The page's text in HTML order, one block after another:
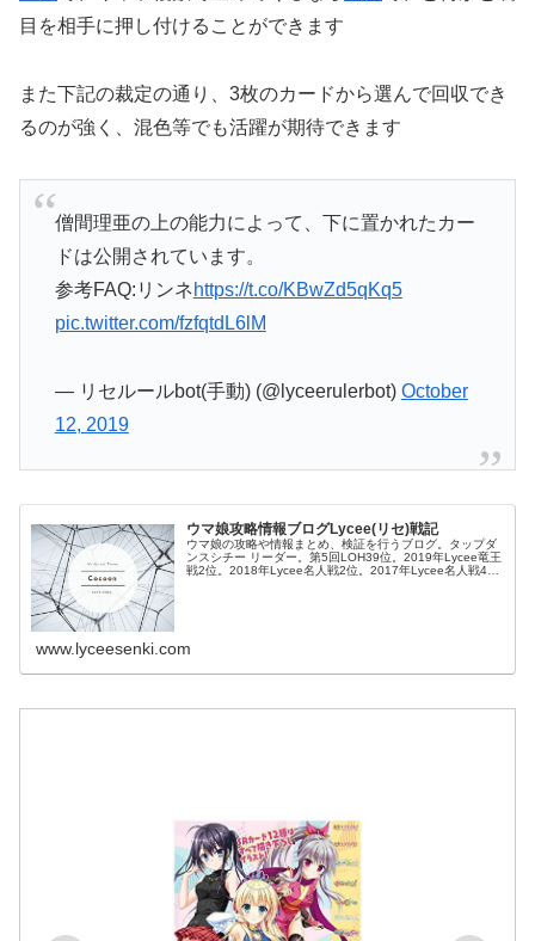
目を相手に押し付けることができます
また下記の裁定の通り、3枚のカードから選んで回収でき
るのが強く、混色等でも活躍が期待できます
僧間理亜の上の能力によって、下に置かれたカー
ドは公開されています。
参考FAQ:リンネhttps://t.co/KBwZd5qKq5
pic.twitter.com/fzfqtdL6lM
— リセルールbot(手動) (@lyceerulerbot) October
12, 2019
ウマ娘攻略情報ブログLycee(リセ)戦記
ウマ娘の攻略や情報まとめ、検証を行うブログ。タップダ
ンスシチー リーダー。第5回LOH39位。2019年Lycee竜王
戦2位。2018年Lycee名人戦2位。2017年Lycee名人戦4
www.lyceesenki.com